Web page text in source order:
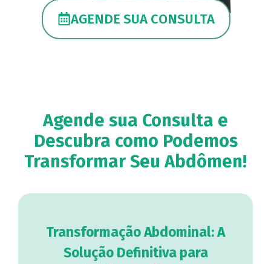
AGENDE SUA CONSULTA
Agende sua Consulta e
Descubra como Podemos
Transformar Seu Abdômen!
Transformação Abdominal: A
Solução Definitiva para